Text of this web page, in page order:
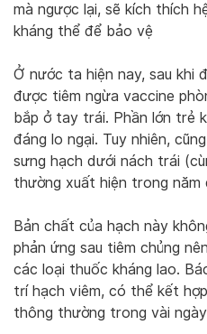
mà ngược lại, sẽ kích thích
kháng thể để bảo vệ
Ở nước ta hiện nay, sau khi
được tiêm ngừa vaccine
bắp ở tay trái. Phần lớn trẻ
đáng lo ngại. Tuy nhiên,
sưng hạch dưới nách trái
thường xuất hiện trong năm
Bản chất của hạch này
phản ứng sau tiêm chủng
các loại thuốc kháng lao.
trí hạch viêm, có thể kết
thông thường trong vài